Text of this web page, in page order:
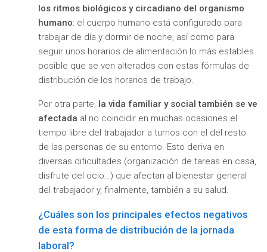
los ritmos biológicos y circadiano del organismo
humano: el cuerpo humano está configurado para
trabajar de día y dormir de noche, así como para
seguir unos horarios de alimentación lo más estables
posible que se ven alterados con estas fórmulas de
distribución de los horarios de trabajo.
Por otra parte, la vida familiar y social también se ve
afectada al no coincidir en muchas ocasiones el
tiempo libre del trabajador a turnos con el del resto
de las personas de su entorno. Esto deriva en
diversas dificultades (organización de tareas en casa,
disfrute del ocio…) que afectan al bienestar general
del trabajador y, finalmente, también a su salud.
¿Cuáles son los principales efectos negativos
de esta forma de distribución de la jornada
laboral?